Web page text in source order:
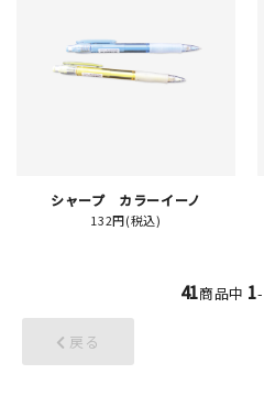
お問い合わせ
シャープ カラーイーノ
132円(税込)
41商品中 1-
戻る